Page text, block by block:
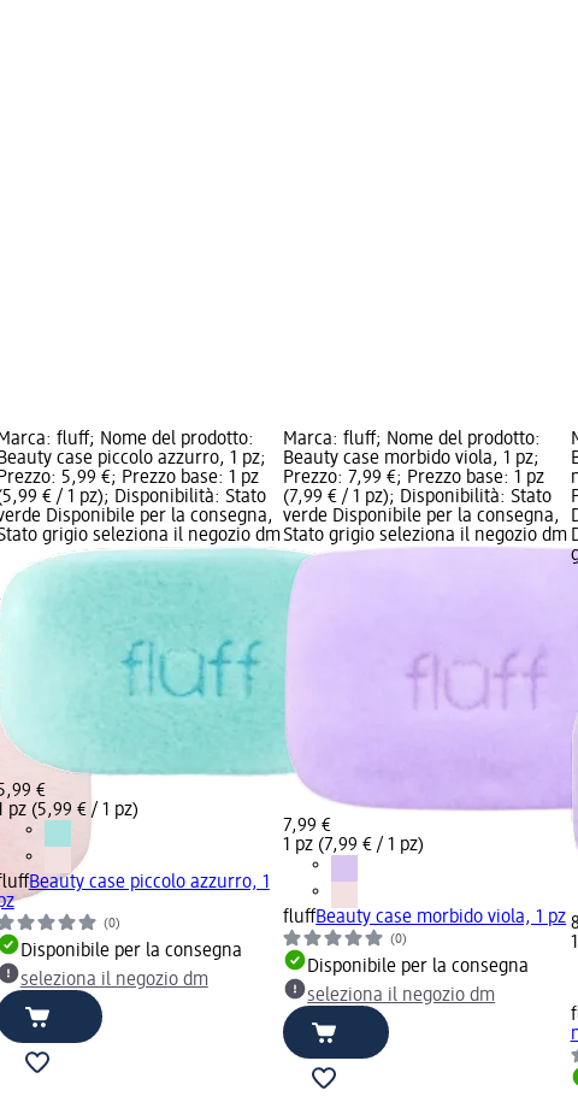
Marca: fluff; Nome del prodotto:
Beauty case piccolo azzurro, 1 pz;
Prezzo: 5,99 €; Prezzo base: 1 pz
€ / 1 pz); Disponibilità: Stato
Disponibile per la consegna,
grigio seleziona il negozio dm
€
pz (5,99 € / 1 pz)
Beauty case piccolo azzurro, 1
(0)
Disponibile per la consegna
seleziona il negozio dm
Marca: fluff; Nome del prodotto:
Beauty case morbido viola, 1 pz;
Prezzo: 7,99 €; Prezzo base: 1 pz
(7,99 € / 1 pz); Disponibilità: Stato
verde Disponibile per la consegna,
Stato grigio seleziona il negozio dm
7,99 €
1 pz (7,99 € / 1 pz)
fluffBeauty case morbido viola, 1 pz
(0)
Disponibile per la consegna
seleziona il negozio dm